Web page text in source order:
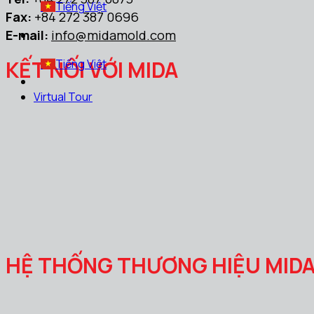
Tiếng Việt
Tiếng Việt
Virtual Tour
Fax: +84 272 387 0696
E-mail: info@midamold.com
KẾT NỐI VỚI MIDA
HỆ THỐNG THƯƠNG HIỆU